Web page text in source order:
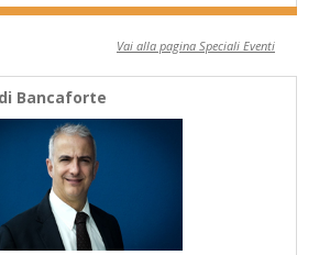
Vai alla pagina Speciali Eventi
Bancaforte